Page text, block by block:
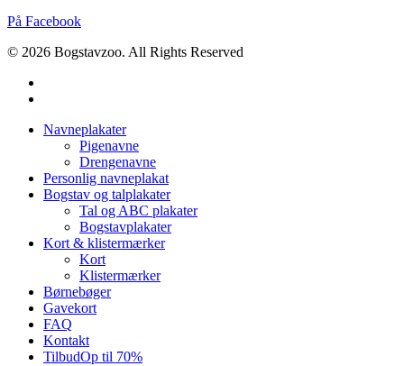
På Facebook
© 2026 Bogstavzoo. All Rights Reserved
Close
Navneplakater
Pigenavne
Drengenavne
Personlig navneplakat
Bogstav og talplakater
Tal og ABC plakater
Bogstavplakater
Kort & klistermærker
Kort
Klistermærker
Børnebøger
Gavekort
FAQ
Kontakt
TilbudOp til 70%